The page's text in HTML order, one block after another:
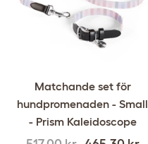
Matchande set för
hundpromenaden - Small
- Prism Kaleidoscope